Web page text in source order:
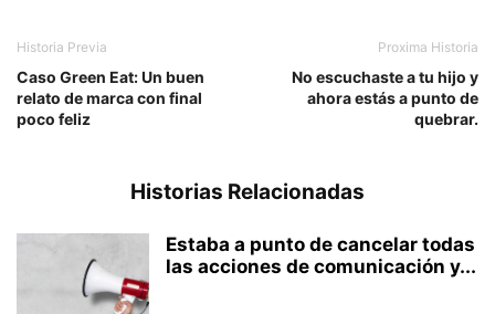
Historia Previa
Caso Green Eat: Un buen
relato de marca con final
poco feliz
Proxima Historia
No escuchaste a tu hijo y
ahora estás a punto de
quebrar.
Historias Relacionadas
Estaba a punto de cancelar todas
las acciones de comunicación y...